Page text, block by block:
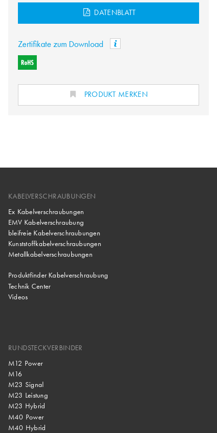
DATENBLATT
Zertifikate zum Download
PRODUKT MERKEN
KABELVERSCHRAUBUNGEN
Ex Kabelverschraubungen
EMV Kabelverschraubung
bleifreie Kabelverschraubungen
Kunststoffkabelverschraubungen
Metallkabelverschraubungen
Produktfinder Kabelverschraubung
Technik Center
Videos
RUNDSTECKVERBINDER
M12 Power
M16
M23 Signal
M23 Leistung
M23 Hybrid
M40 Power
M40 Hybrid